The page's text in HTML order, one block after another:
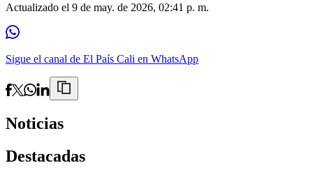
Actualizado el 9 de may. de 2026, 02:41 p. m.
Sigue el canal de El País Cali en WhatsApp
Noticias
Destacadas